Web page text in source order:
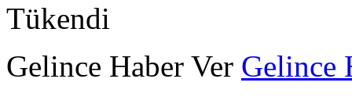
Tükendi
Gelince Haber Ver Gelince